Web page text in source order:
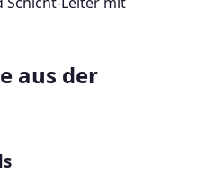
aus der